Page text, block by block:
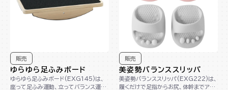
販売
ゆらゆら足ふみボード
ゆらゆら足ふみボード(EXG145)は、
座って足ふみ運動、立ってバランス運動
販売
美姿勢バランススリッパ
美姿勢バランススリッパ(EXG222)は、
履くだけで足指からお尻、体幹までアプ